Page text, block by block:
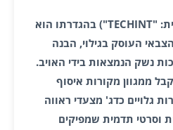
מודיעין טכנולוגי (באנגלית: "TECHINT") בהגדרתו הוא
העוסק בגילוי, הבנה
נשק הנמצאות בידי האויב.
ממגוון מקורות איסוף
גלויים כדג' מצעדי ראווה
וסרטי תדמית שמפיקים